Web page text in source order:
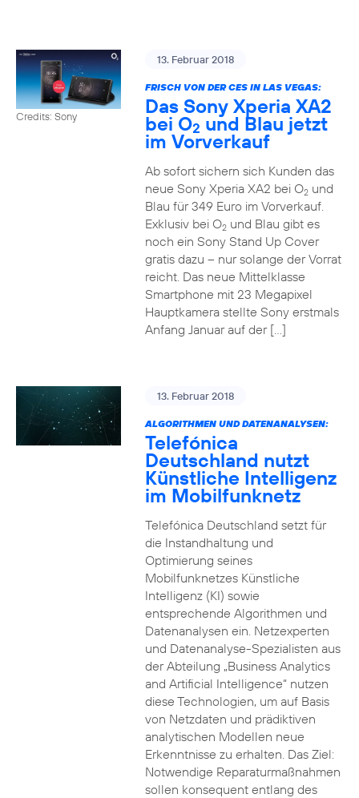
Credits: Sony
13. Februar 2018
FRISCH VON DER CES IN LAS VEGAS:
Das Sony Xperia XA2
bei O2 und Blau jetzt
im Vorverkauf
Ab sofort sichern sich Kunden das
neue Sony Xperia XA2 bei O2und
Blau für 349 Euro im Vorverkauf.
Exklusiv bei O2und Blau gibt es
noch ein Sony Stand Up Cover
gratis dazu – nur solange der Vorrat
reicht. Das neue Mittelklasse
Smartphone mit 23 Megapixel
Hauptkamera stellte Sony erstmals
Anfang Januar auf der […]
13. Februar 2018
ALGORITHMEN UND DATENANALYSEN:
Telefónica
Deutschland nutzt
Künstliche Intelligenz
im Mobilfunknetz
Telefónica Deutschland setzt für
die Instandhaltung und
Optimierung seines
Mobilfunknetzes Künstliche
Intelligenz (KI) sowie
entsprechende Algorithmen und
Datenanalysen ein. Netzexperten
und Datenanalyse-Spezialisten aus
der Abteilung „Business Analytics
and Artificial Intelligence“ nutzen
diese Technologien, um auf Basis
von Netzdaten und prädiktiven
analytischen Modellen neue
Erkenntnisse zu erhalten. Das Ziel:
Notwendige Reparaturmaßnahmen
sollen konsequent entlang des